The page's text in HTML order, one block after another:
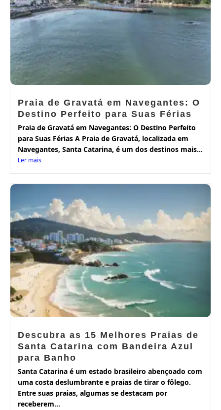
Praia de Gravatá em Navegantes: O
Destino Perfeito para Suas Férias
Praia de Gravatá em Navegantes: O Destino Perfeito
para Suas Férias A Praia de Gravatá, localizada em
Navegantes, Santa Catarina, é um dos destinos mais...
Ler mais
Descubra as 15 Melhores Praias de
Santa Catarina com Bandeira Azul
para Banho
Santa Catarina é um estado brasileiro abençoado com
uma costa deslumbrante e praias de tirar o fôlego.
Entre suas praias, algumas se destacam por
receberem...